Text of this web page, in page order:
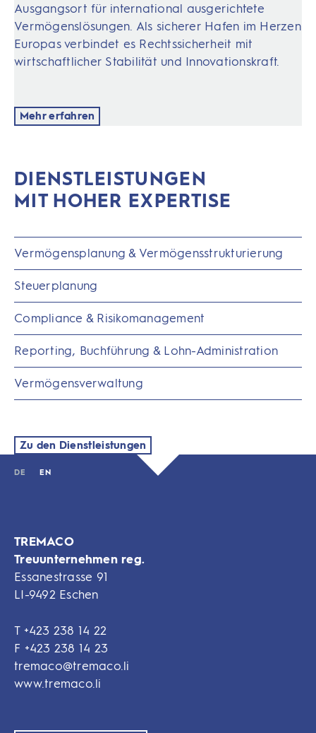
Ausgangsort für international ausgerichtete
Vermögenslösungen. Als sicherer Hafen im Herzen
Europas verbindet es Rechtssicherheit mit
wirtschaftlicher Stabilität und Innovationskraft.
Mehr erfahren
DIENSTLEISTUNGEN
MIT HOHER EXPERTISE
Vermögensplanung & Vermögensstrukturierung
Steuerplanung
Compliance & Risikomanagement
Reporting, Buchführung & Lohn-Administration
Vermögensverwaltung
Zu den Dienstleistungen
DE EN
TREMACO
Treuunternehmen reg.
Essanestrasse 91
LI-9492 Eschen
T +423 238 14 22
F +423 238 14 23
tremaco@tremaco.li
www.tremaco.li